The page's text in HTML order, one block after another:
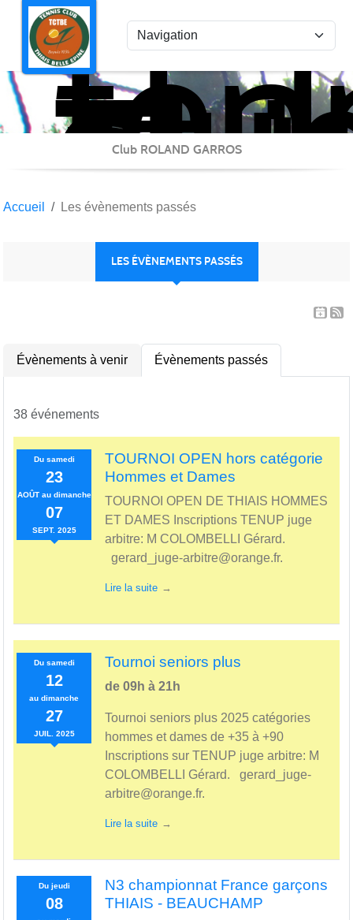
Club ROLAND GARROS
Accueil Les évènements passés
LES ÉVÈNEMENTS PASSÉS
Évènements à venir Évènements passés
38 événements
Du samedi
23
AOÛTau dimanche
07
SEPT. 2025
TOURNOI OPEN hors catégorie
Hommes et Dames
TOURNOI OPEN DE THIAIS HOMMES
ET DAMES Inscriptions TENUP juge
arbitre: M COLOMBELLI Gérard.
gerard_juge-arbitre@orange.fr.
Lire la suite
Du samedi
12
audimanche
27
JUIL. 2025
Tournoi seniors plus
de 09h à 21h
Tournoi seniors plus 2025 catégories
hommes et dames de +35 à +90
Inscriptions sur TENUP juge arbitre: M
COLOMBELLI Gérard. gerard_juge-
arbitre@orange.fr.
Lire la suite
Du jeudi
08
N3 championnat France garçons
THIAIS - BEAUCHAMP
Panneau de gestion des cookies